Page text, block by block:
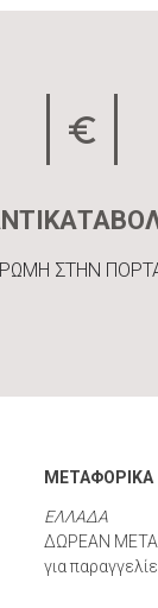
ΣΤΗΝ
ΜΕΤΑΦΟΡΙΚΑ
ΕΛΛΑΔΑ
ΔΩΡΕΑΝ
για